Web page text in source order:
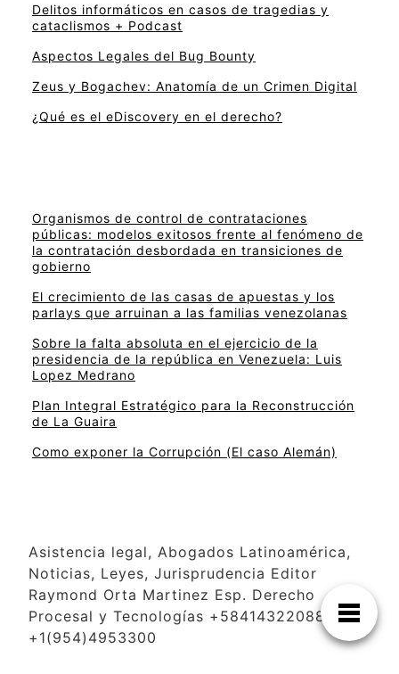
Delitos informáticos en casos de tragedias y
cataclismos + Podcast
Aspectos Legales del Bug Bounty
Zeus y Bogachev: Anatomía de un Crimen Digital
¿Qué es el eDiscovery en el derecho?
Organismos de control de contrataciones
públicas: modelos exitosos frente al fenómeno de
la contratación desbordada en transiciones de
gobierno
El crecimiento de las casas de apuestas y los
parlays que arruinan a las familias venezolanas
Sobre la falta absoluta en el ejercicio de la
presidencia de la república en Venezuela: Luis
Lopez Medrano
Plan Integral Estratégico para la Reconstrucción
de La Guaira
Como exponer la Corrupción (El caso Alemán)
Asistencia legal, Abogados Latinoamérica,
Noticias, Leyes, Jurisprudencia Editor
Raymond Orta Martinez Esp. Derecho
Procesal y Tecnologías +584143220886
+1(954)4953300